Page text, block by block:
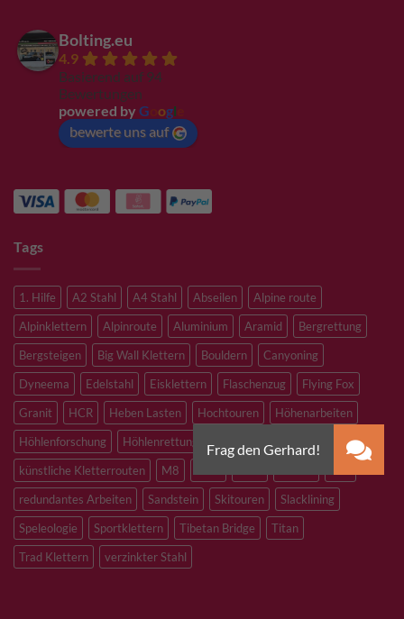
Bolting.eu
4.9
Basierend auf 94
Bewertungen
powered by G ogl
bewerte uns auf
Tags
1. Hilfe A2 Stahl A4 Stahl Abseilen
Alpine route
Alpinklettern
Alpinroute Aluminium Aramid
Bergrettung
Bergsteigen
Big Wall Klettern Bouldern
Canyoning
Dyneema
Edelstahl Eisklettern Flaschenzug
Flying Fox
Granit
HCR Heben Lasten Hochtouren
Höhenarbeiten
Höhlenforschung
Höhlenrettung
Kletterhalle
künstliche Kletterrouten
M8
redundantes Arbeiten
Sandstein Skitouren
Slacklining
Speleologie
Sportklettern Tibetan Bridge
Titan
Trad Klettern
verzinkter Stahl